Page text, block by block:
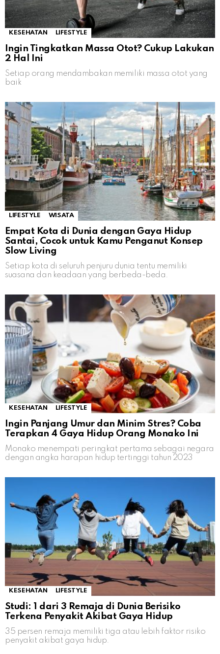
KESEHATAN LIFESTYLE
Ingin Tingkatkan Massa Otot? Cukup Lakukan
2 Hal Ini
Setiap orang mendambakan memiliki massa otot yang
baik
LIFESTYLE WISATA
Empat Kota di Dunia dengan Gaya Hidup
Santai, Cocok untuk Kamu Penganut Konsep
Slow Living
Setiap kota di seluruh penjuru dunia tentu memiliki
suasana dan keadaan yang berbeda-beda.
KESEHATAN LIFESTYLE
Ingin Panjang Umur dan Minim Stres? Coba
Terapkan 4 Gaya Hidup Orang Monako Ini
Monako menempati peringkat pertama sebagai negara
dengan angka harapan hidup tertinggi tahun 2023
KESEHATAN LIFESTYLE
Studi: 1 dari 3 Remaja di Dunia Berisiko
Terkena Penyakit Akibat Gaya Hidup
35 persen remaja memiliki tiga atau lebih faktor risiko
penyakit akibat gaya hidup.